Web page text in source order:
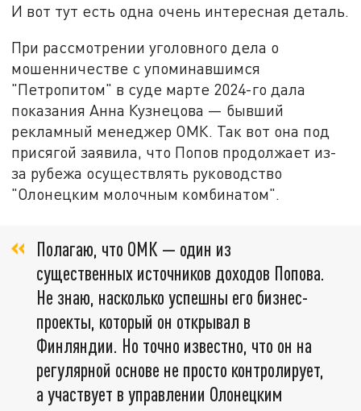
И вот тут есть одна очень интересная деталь.
При рассмотрении уголовного дела о
мошенничестве с упоминавшимся
"Петропитом" в суде марте 2024-го дала
показания Анна Кузнецова — бывший
рекламный менеджер ОМК. Так вот она под
присягой заявила, что Попов продолжает из-
за рубежа осуществлять руководство
"Олонецким молочным комбинатом".
Полагаю, что ОМК — один из
существенных источников доходов Попова.
Не знаю, насколько успешны его бизнес-
проекты, который он открывал в
Финляндии. Но точно известно, что он на
регулярной основе не просто контролирует,
а участвует в управлении Олонецким